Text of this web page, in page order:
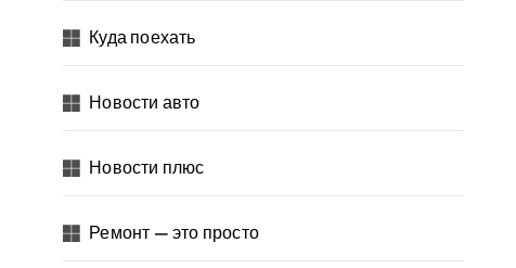
Куда поехать
Новости авто
Новости плюс
Ремонт — это просто